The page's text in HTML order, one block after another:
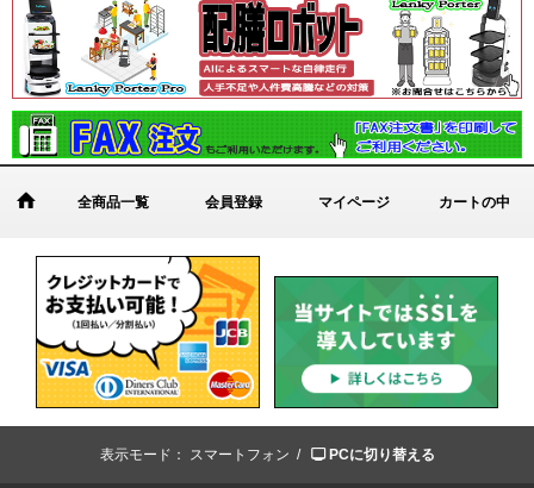
全商品一覧 会員登録 マイページ カートの中
表示モード： スマートフォン / PCに切り替える